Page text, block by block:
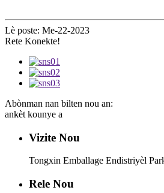
Lè poste: Me-22-2023
Rete Konekte!
Abònman nan bilten nou an:
ankèt kounye a
Vizite Nou
Tongxin Emballage Endistriyèl
Rele Nou